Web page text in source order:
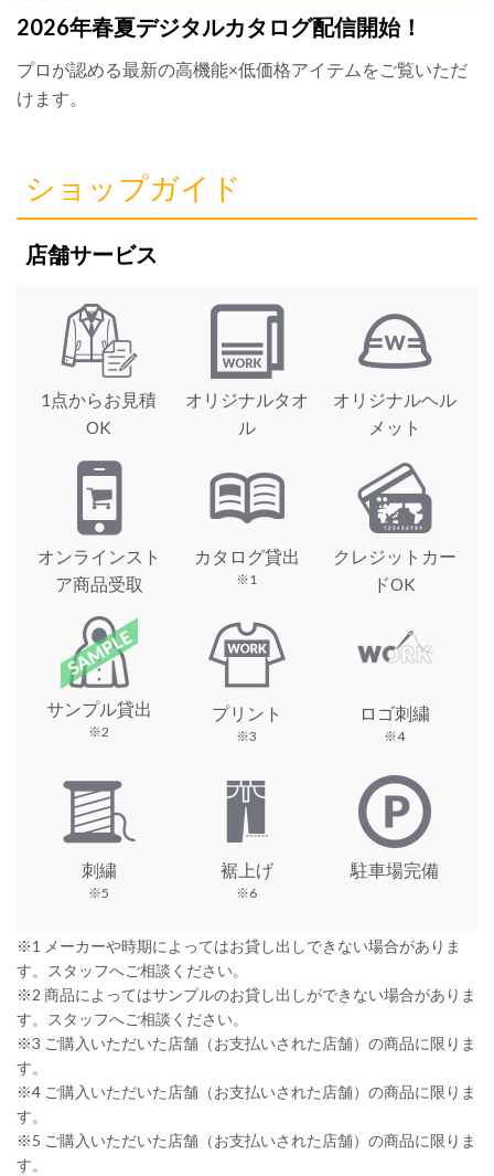
2026年春夏デジタルカタログ配信開始！
プロが認める最新の高機能×低価格アイテムをご覧いただ
けます。
ショップガイド
店舗サービス
1点からお見積
OK
オリジナルタオ
ル
オリジナルヘル
メット
オンラインスト
ア商品受取
カタログ貸出
※1
クレジットカー
ドOK
サンプル貸出
※2
プリント
※3
ロゴ刺繍
※4
刺繍
※5
裾上げ
※6
駐車場完備
※1 メーカーや時期によってはお貸し出しできない場合がありま
す。スタッフへご相談ください。
※2 商品によってはサンプルのお貸し出しができない場合がありま
す。スタッフへご相談ください。
※3 ご購入いただいた店舗（お支払いされた店舗）の商品に限りま
す。
※4 ご購入いただいた店舗（お支払いされた店舗）の商品に限りま
す。
※5 ご購入いただいた店舗（お支払いされた店舗）の商品に限りま
す。